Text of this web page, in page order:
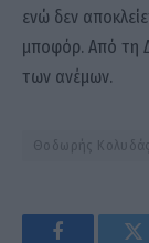
ενώ δεν
μποφόρ. Από τη
των ανέμων.
Θοδωρής Κολυδάς